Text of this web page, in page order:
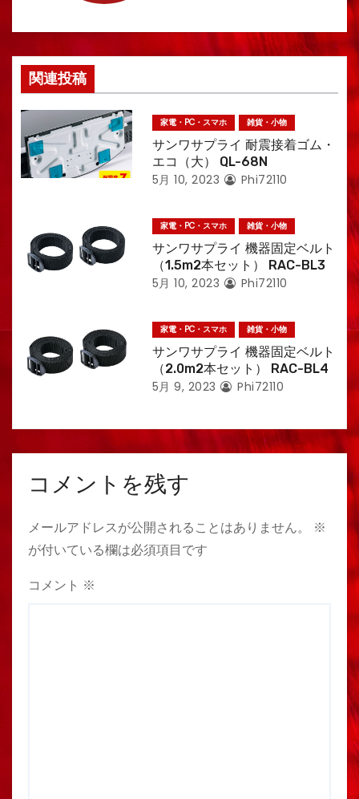
シ
ョ
ン
関連投稿
家電・PC・スマホ 雑貨・小物
サンワサプライ 耐震接着ゴム・
エコ（大） QL-68N
5月 10, 2023 Phi72110
家電・PC・スマホ 雑貨・小物
サンワサプライ 機器固定ベルト
（1.5m2本セット） RAC-BL3
5月 10, 2023 Phi72110
家電・PC・スマホ 雑貨・小物
サンワサプライ 機器固定ベルト
（2.0m2本セット） RAC-BL4
5月 9, 2023 Phi72110
コメントを残す
メールアドレスが公開されることはありません。
※
が付いている欄は必須項目です
コメント ※